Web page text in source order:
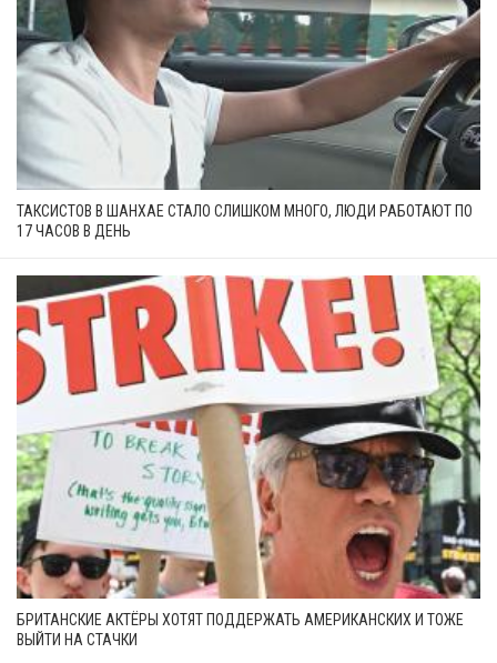
ТАКСИСТОВ В ШАНХАЕ СТАЛО СЛИШКОМ МНОГО, ЛЮДИ РАБОТАЮТ ПО
17 ЧАСОВ В ДЕНЬ
БРИТАНСКИЕ АКТЁРЫ ХОТЯТ ПОДДЕРЖАТЬ АМЕРИКАНСКИХ И ТОЖЕ
ВЫЙТИ НА СТАЧКИ